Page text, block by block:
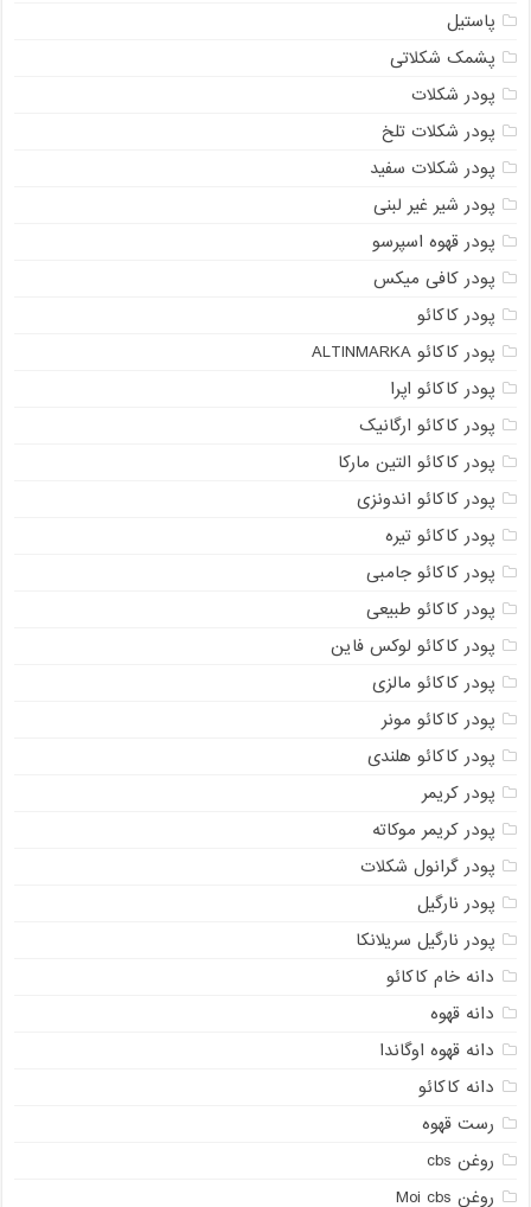
پاستیل
پشمک شکلاتی
پودر شکلات
پودر شکلات تلخ
پودر شکلات سفید
پودر شیر غیر لبنی
پودر قهوه اسپرسو
پودر کافی میکس
پودر کاکائو
پودر کاکائو ALTINMARKA
پودر کاکائو اپرا
پودر کاکائو ارگانیک
پودر کاکائو التین مارکا
پودر کاکائو اندونزی
پودر کاکائو تیره
پودر کاکائو جامبی
پودر کاکائو طبیعی
پودر کاکائو لوکس فاین
پودر کاکائو مالزی
پودر کاکائو مونر
پودر کاکائو هلندی
پودر کریمر
پودر کریمر موکاته
پودر گرانول شکلات
پودر نارگیل
پودر نارگیل سریلانکا
دانه خام کاکائو
دانه قهوه
دانه قهوه اوگاندا
دانه کاکائو
رست قهوه
روغن cbs
روغن Moi cbs